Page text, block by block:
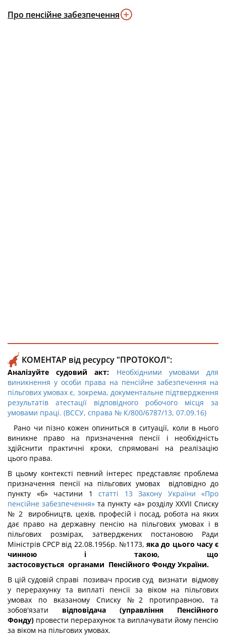
Про пенсійне забезпечення
КОМЕНТАР від ресурсу "ПРОТОКОЛ":
Аналізуйте судовий акт:
Необхідними умовами для
виникнення у особи права на пенсійне забезпечення на
пільгових умовах є, зокрема, документальне підтвердження
результатів атестації відповідного робочого місця за
умовами праці. (ВССУ, справа № К/800/6787/13, 07.09.16)
Рано чи пізно кожен опиниться в ситуації, коли в нього
виникне право на призначення пенсії і необхідність
здійснити практичні кроки, спрямовані на реалізацію
цього права.
В цьому контексті певний інтерес представляє проблема
призначення пенсії на пільгових умовах відповідно до
пункту «б» частини 1 статті 13 Закону України «Про
пенсійне забезпечення» та пункту «а» розділу XXVII Списку
№ 2 виробництв, цехів, професій і посад, робота на яких
дає право на державну пенсію на пільгових умовах і в
пільгових розмірах, затверджених постановою Ради
Міністрів СРСР від 22.08.1956р. №1173,яка до цього часу є
чинною і такою, що
застосовується органами Пенсійного Фонду України.
В цій судовій справі позивач просив суд визнати відмову
у перерахунку та виплаті пенсії за віком на пільгових
умовах по вказаному Списку №2 протиправною, та
зобов'язати відповідача (управління Пенсійного
Фонду) провести перерахунок та виплачувати йому пенсію
за віком на пільгових умовах.